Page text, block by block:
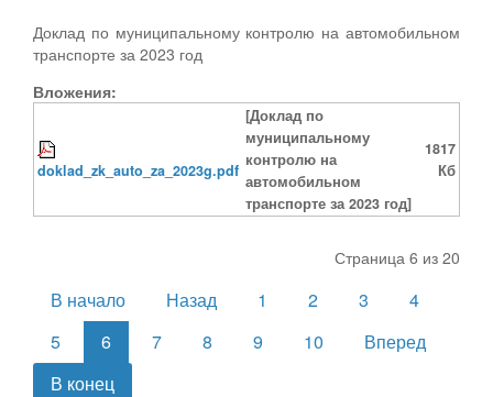
Доклад по муниципальному контролю на автомобильном
транспорте за 2023 год
Вложения:
doklad_zk_auto_za_2023g.pdf
[Доклад по
муниципальному
контролю на
автомобильном
транспорте за 2023 год]
1817
Кб
Страница 6 из 20
В начало Назад 1 2 3
4
5
6 7 8 9 10
Вперед
В конец